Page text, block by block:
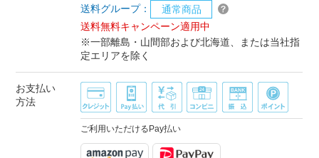
送料グループ：
通常商品
送料無料キャンペーン適用中
※一部離島・山間部および北海道、または当社指
定エリアを除く
お支払い
方法
ご利用いただけるPay払い